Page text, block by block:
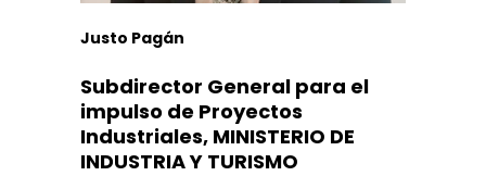
Justo Pagán
Subdirector General para el
impulso de Proyectos
Industriales, MINISTERIO DE
INDUSTRIA Y TURISMO